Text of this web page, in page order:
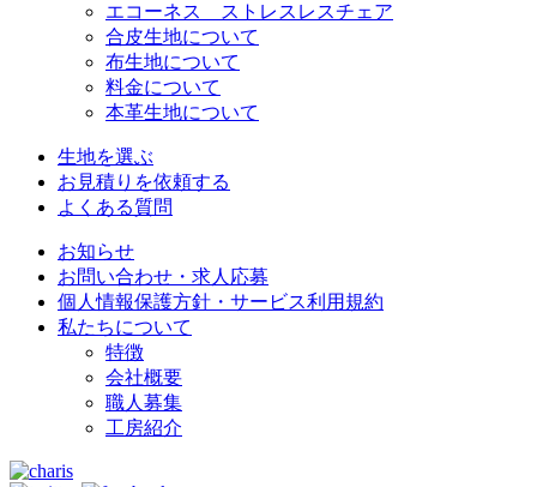
エコーネス ストレスレスチェア
合皮生地について
布生地について
料金について
本革生地について
生地を選ぶ
お見積りを依頼する
よくある質問
お知らせ
お問い合わせ・求人応募
個人情報保護方針・サービス利用規約
私たちについて
特徴
会社概要
職人募集
工房紹介